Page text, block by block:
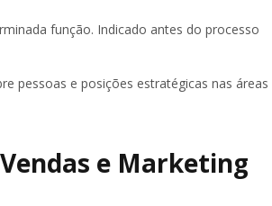
função. Indicado antes do processo
pessoas e posições estratégicas nas áreas
e Marketing